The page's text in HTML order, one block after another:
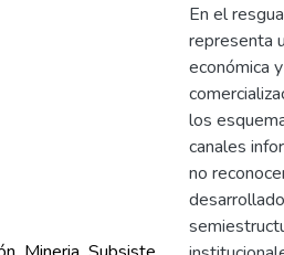
En el
representa
económica
los
canales
no